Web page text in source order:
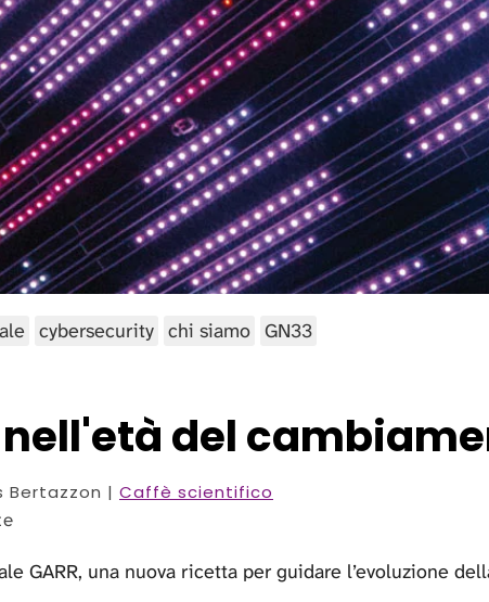
cybersecurity chi siamo GN33
del
Bertazzon | Caffè scientifico
GARR, una nuova ricetta per guidare l’evoluzione